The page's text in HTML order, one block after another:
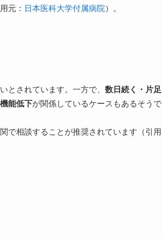
元： 日本医科大学付属病院）。
とされています。一方で、 数日続く・片足
能低下が関係しているケースもあるそうで
で相談することが推奨されています（引用